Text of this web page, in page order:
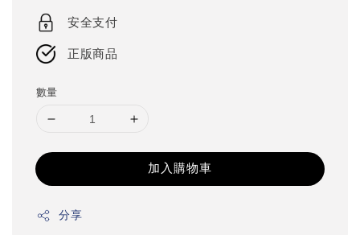
price
安全支付
正版商品
數量
加入購物車
分享